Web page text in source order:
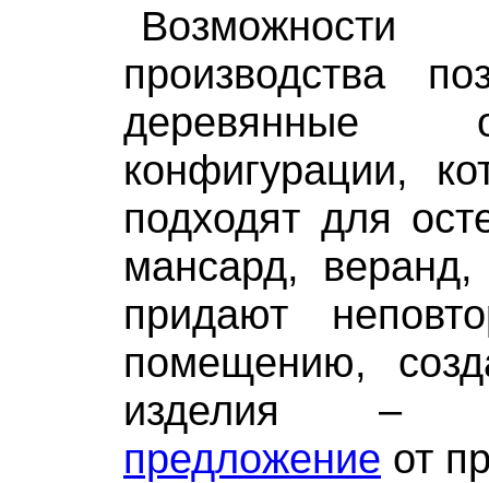
Возможности
производства
деревянные
конфигурации,
подходят для
мансард,
придают
помещению,
изделия
предложение от